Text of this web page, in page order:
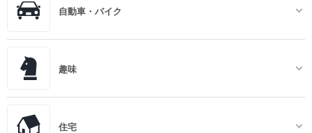
自動車・バイク
趣味
住宅